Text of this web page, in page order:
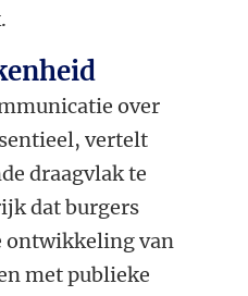
over
vertelt
draagvlak te
dat burgers
ontwikkeling van
met publieke